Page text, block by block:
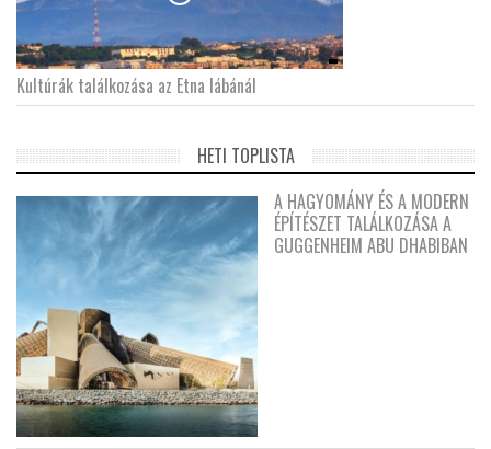
Kultúrák találkozása az Etna lábánál
HETI TOPLISTA
A HAGYOMÁNY ÉS A MODERN
ÉPÍTÉSZET TALÁLKOZÁSA A
GUGGENHEIM ABU DHABIBAN